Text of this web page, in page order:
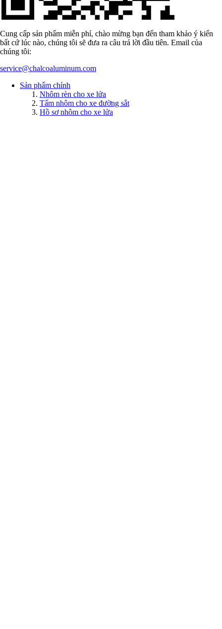
Cung cấp sản phẩm miễn phí, chào mừng bạn đến tham khảo ý kiến
bất cứ lúc nào, chúng tôi sẽ đưa ra câu trả lời đầu tiên. Email của
chúng tôi:
service@chalcoaluminum.com
Sản phẩm chính
Nhôm rèn cho xe lửa
Tấm nhôm cho xe đường sắt
Hồ sơ nhôm cho xe lửa